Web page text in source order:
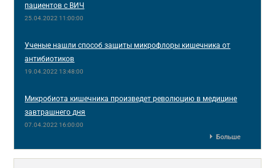
пациентов с ВИЧ
25.04.2022 11:00:00
Ученые нашли способ защиты микрофлоры кишечника от
антибиотиков
19.04.2022 13:48:00
Микробиота кишечника произведет революцию в медицине
завтрашнего дня
07.04.2022 16:00:00
Больше